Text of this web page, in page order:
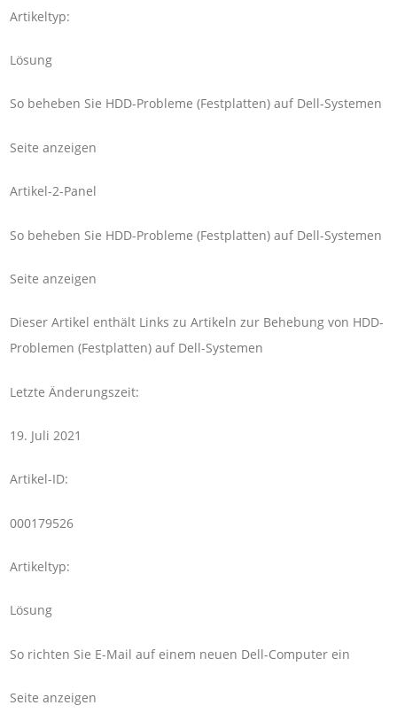
Artikeltyp:
Lösung
So beheben Sie HDD-Probleme (Festplatten) auf Dell-Systemen
Seite anzeigen
Artikel-2-Panel
So beheben Sie HDD-Probleme (Festplatten) auf Dell-Systemen
Seite anzeigen
Dieser Artikel enthält Links zu Artikeln zur Behebung von HDD-
Problemen (Festplatten) auf Dell-Systemen
Letzte Änderungszeit:
19. Juli 2021
Artikel-ID:
000179526
Artikeltyp:
Lösung
So richten Sie E-Mail auf einem neuen Dell-Computer ein
Seite anzeigen